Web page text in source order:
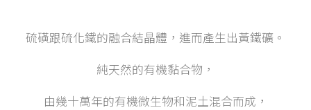
硫磺跟硫化鐵的融合結晶體，進而產生出黃鐵礦。
純天然的有機黏合物，
由幾十萬年的有機微生物和泥土混合而成，